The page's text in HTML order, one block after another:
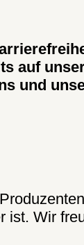
auf
und
ist. Wir